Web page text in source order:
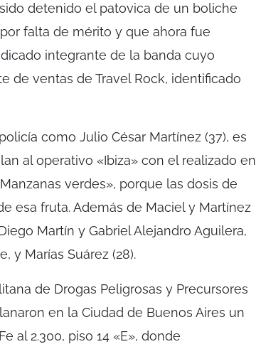
detenido el patovica de un boliche
falta de mérito y que ahora fue
integrante de la banda cuyo
de ventas de Travel Rock, identificado
como Julio César Martínez (37), es
al operativo «Ibiza» con el realizado en
verdes», porque las dosis de
esa fruta. Además de Maciel y Martínez
Martín y Gabriel Alejandro Aguilera,
y Marías Suárez (28).
de Drogas Peligrosas y Precursores
en la Ciudad de Buenos Aires un
al 2.300, piso 14 «E», donde